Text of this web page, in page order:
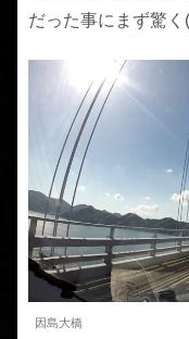
だった事にまず驚く
因島大橋